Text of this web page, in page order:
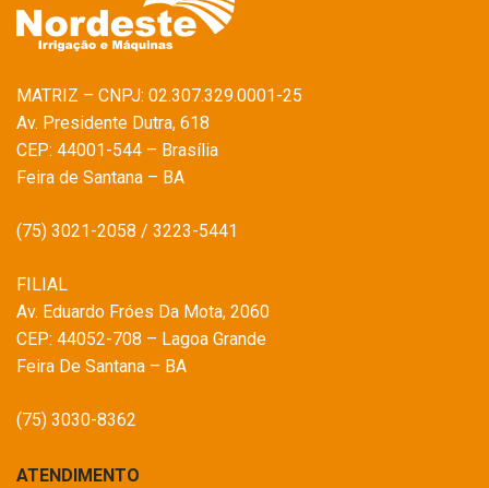
MATRIZ – CNPJ: 02.307.329.0001-25
Av. Presidente Dutra, 618
CEP: 44001-544 – Brasília
Feira de Santana – BA
(75) 3021-2058 / 3223-5441
FILIAL
Av. Eduardo Fróes Da Mota, 2060
CEP: 44052-708 – Lagoa Grande
Feira De Santana – BA
(75) 3030-8362
ATENDIMENTO